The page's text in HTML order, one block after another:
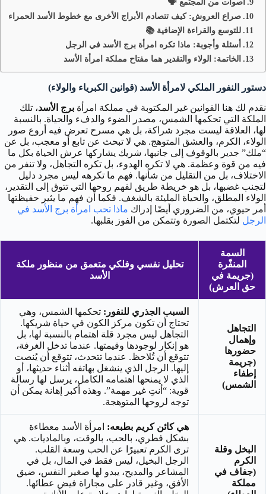
صراع العروش: كيف تتصادم الأبراج الأخرى مع خطوط الأسد الحمراء
للتوسع والقراءة الإضافية 📚
أسئلة وأجوبة: ماذا تكره امرأة برج الأسد في الرجل
الخاتمة: الولاء والتقدير هما مفتاح مملكة امرأة الأسد
دستور النفور الملكي لامرأة الأسد (قوانين الكبرياء والولاء)
نقدم لك هنا القوانين غير المكتوبة في مملكة امرأة برج الأسد، تلك
الملكة التي تحكمها الشمس، مصدر الضوء والدفء والحياة. بالنسبة
لها، العلاقة ليست مجرد شراكة، بل هي مسرح تعرض فيه أروع صور
الولاء، الكرم، والعشق المتوهج. هي لا تبحث عن تابع أو معجب، بل عن
“ملك” جدير بالوقوف إلى جانبها، شريك يشاركها عرش الحياة بكل ما
فيه من قوة وعظمة. هي لا تكره الهدوء، بل تكره التجاهل، ولا تنفر من
الاختلاف، بل من التقليل من شأنها. فهم ما تكرهه ليس مجرد دليل
لتجنب غضبها، بل هو خريطة طريق لفهم روحها التي تتوق إلى التقدير،
الولاء المطلق، والحياة المليئة بالشغف. فكما أن فهم ما يثير حفيظتها
أمر حيوي، من الضروري أيضًا إدراك ماذا تحب امرأة برج الأسد في
الرجل لتكتمل الصورة وتتمكن من الفوز بقلبها.
السمة
المنفّرة
(جريمة في
حق العرش)
تحليل نفسي وفلكي متعمق من منظور ملكة
الأسد
التجاهل
وإهمال
حضورها
(جريمة
إطفاء
الشمس)
السبب الجذري للنفور: تحكمها الشمس، وهي
تحتاج أن تكون مركز الكون في حياة شريكها.
التجاهل ليس مجرد قلة اهتمام بالنسبة لها، بل
هو إنكار لوجودها وقيمتها. عندما تدخل الغرفة،
تتوقع أن تُلاحظ. عندما تتحدث، تتوقع أن يُنصت
إليها. الرجل الذي ينشغل بهاتفه أثناء حديثها، أو
الذي لا يمنحها اهتمامه الكامل، يرسل لها رسالة
قوية: “أنتِ غير مهمة”. وهذه أكبر إهانة يمكن أن
توجه لروحها المتوهجة.
البخل وقلة
الكرم
(جفاف في
مملكة
هي كائن كريم بطبعه: امرأة الأسد معطاءة
بشكل فطري، بالحب، بالوقت، وبالماديات. هي
ترى الكرم تعبيرًا عن الحب وسعة القلب.
الرجل البخيل، ليس فقط في المال، بل في
المشاعر والمديح، يبدو لها صغير النفس، ضيق
الأفق، وغير قادر على مجاراة فيض عطائها.